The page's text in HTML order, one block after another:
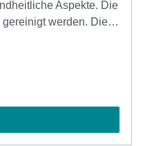
werden. Die
wir Ihnen, ein
möglicher leichter
Klebefolien